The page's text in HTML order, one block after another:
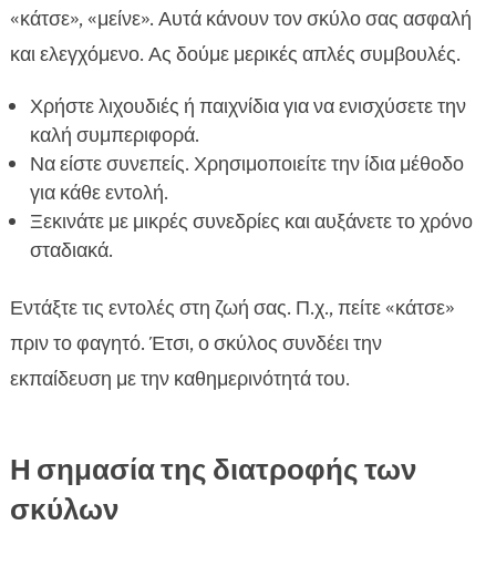
«κάτσε», «μείνε». Αυτά κάνουν τον σκύλο σας ασφαλή
και ελεγχόμενο. Ας δούμε μερικές απλές συμβουλές.
Χρήστε λιχουδιές ή παιχνίδια για να ενισχύσετε την
καλή συμπεριφορά.
Να είστε συνεπείς. Χρησιμοποιείτε την ίδια μέθοδο
για κάθε εντολή.
Ξεκινάτε με μικρές συνεδρίες και αυξάνετε το χρόνο
σταδιακά.
Εντάξτε τις εντολές στη ζωή σας. Π.χ., πείτε «κάτσε»
πριν το φαγητό. Έτσι, ο σκύλος συνδέει την
εκπαίδευση με την καθημερινότητά του.
Η σημασία της διατροφής των
σκύλων